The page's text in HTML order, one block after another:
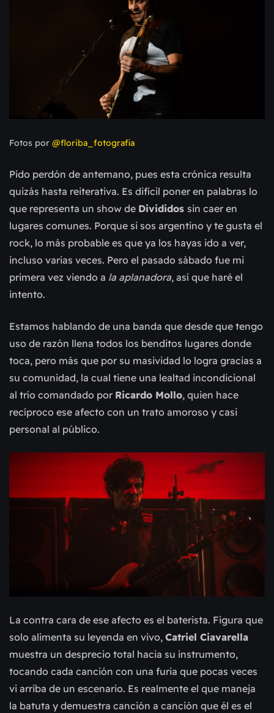
Fotos por @floriba_fotografia
Pido perdón de antemano, pues esta crónica resulta
quizás hasta reiterativa. Es difícil poner en palabras lo
que representa un show de Divididos sin caer en
lugares comunes. Porque si sos argentino y te gusta el
rock, lo más probable es que ya los hayas ido a ver,
incluso varias veces. Pero el pasado sábado fue mi
primera vez viendo a la aplanadora, así que haré el
intento.
Estamos hablando de una banda que desde que tengo
uso de razón llena todos los benditos lugares donde
toca, pero más que por su masividad lo logra gracias a
su comunidad, la cual tiene una lealtad incondicional
al trío comandado por Ricardo Mollo, quien hace
recíproco ese afecto con un trato amoroso y casi
personal al público.
La contra cara de ese afecto es el baterista. Figura que
solo alimenta su leyenda en vivo, Catriel Ciavarella
muestra un desprecio total hacia su instrumento,
tocando cada canción con una furia que pocas veces
vi arriba de un escenario. Es realmente el que maneja
la batuta y demuestra canción a canción que él es el